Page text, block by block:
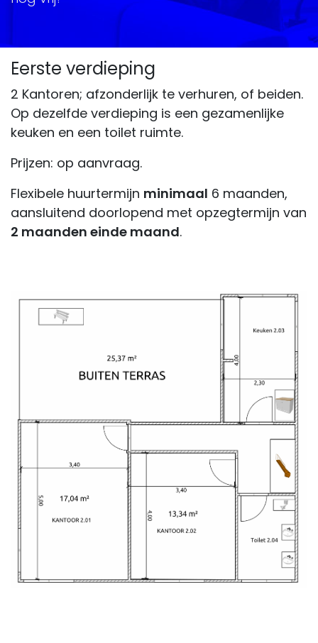
Eerste verdieping
2 Kantoren; afzonderlijk te verhuren, of beiden.
Op dezelfde verdieping is een gezamenlijke
keuken en een toilet ruimte.
Prijzen: op aanvraag.
Flexibele huurtermijn minimaal 6 maanden,
aansluitend doorlopend met opzegtermijn van
2 maanden einde maand.